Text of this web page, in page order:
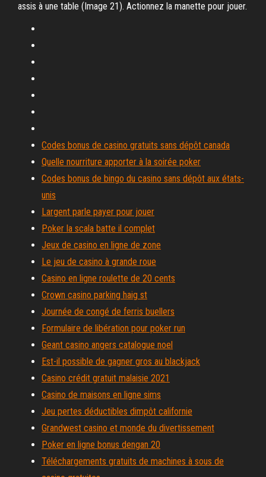
assis à une table (Image 21). Actionnez la manette pour jouer.
Codes bonus de casino gratuits sans dépôt canada
Quelle nourriture apporter à la soirée poker
Codes bonus de bingo du casino sans dépôt aux états-
unis
Largent parle payer pour jouer
Poker la scala batte il complet
Jeux de casino en ligne de zone
Le jeu de casino à grande roue
Casino en ligne roulette de 20 cents
Crown casino parking haig st
Journée de congé de ferris buellers
Formulaire de libération pour poker run
Geant casino angers catalogue noel
Est-il possible de gagner gros au blackjack
Casino crédit gratuit malaisie 2021
Casino de maisons en ligne sims
Jeu pertes déductibles dimpôt californie
Grandwest casino et monde du divertissement
Poker en ligne bonus dengan 20
Téléchargements gratuits de machines à sous de